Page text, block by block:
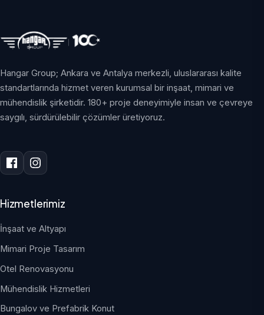
Hangar Group; Ankara ve Antalya merkezli, uluslararası kalite
standartlarında hizmet veren kurumsal bir inşaat, mimari ve
mühendislik şirketidir. 180+ proje deneyimiyle insan ve çevreye
saygılı, sürdürülebilir çözümler üretiyoruz.
Hizmetlerimiz
İnşaat ve Altyapı
Mimari Proje Tasarım
Otel Renovasyonu
Mühendislik Hizmetleri
Bungalov ve Prefabrik Konut